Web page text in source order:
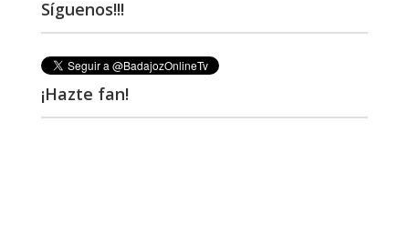
Síguenos!!!
¡Hazte fan!